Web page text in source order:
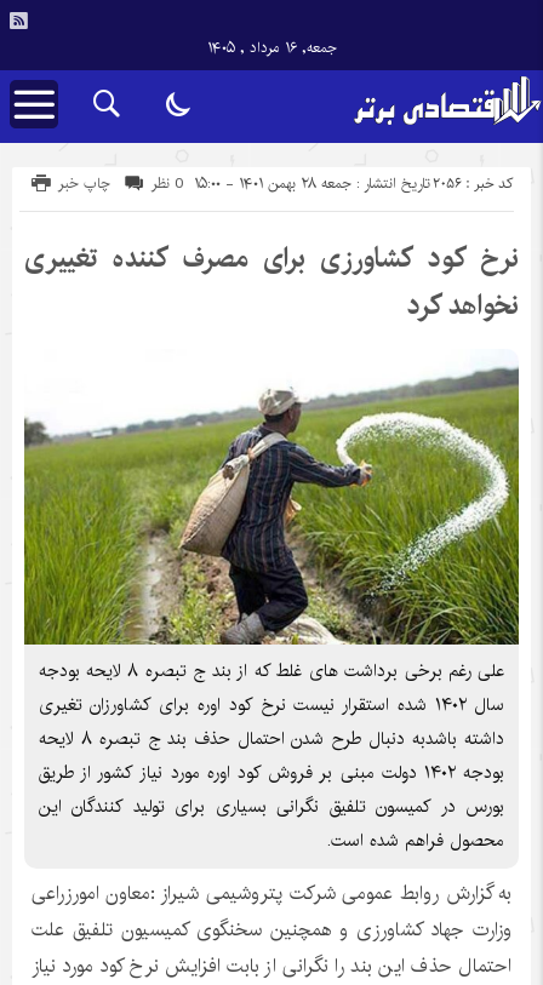
جمعه, ۱۶ مرداد , ۱۴۰۵
تاریخ انتشار : جمعه ۲۸ بهمن ۱۴۰۱ - ۱۵:۰۰ کد خبر : 2056 چاپ خبر 0 نظر
نرخ کود کشاورزی برای مصرف کننده تغییری
نخواهد کرد
علی رغم برخی برداشت های غلط که از بند ج تبصره ۸ لایحه بودجه
سال ۱۴۰۲ شده استقرار نیست نرخ کود اوره برای کشاورزان تغیری
داشته باشدبه دنبال طرح شدن احتمال حذف بند ج تبصره ۸ لایحه
بودجه ۱۴۰۲ دولت مبنی بر فروش کود اوره مورد نیاز کشور از طریق
بورس در کمیسون تلفیق نگرانی بسیاری برای تولید کنندگان این
محصول فراهم شده است.
به گزارش روابط عمومی شرکت پتروشیمی شیراز :معاون امورزراعی
وزارت جهاد کشاورزی و همچنین سخنگوی کمیسیون تلفیق علت
احتمال حذف این بند را نگرانی از بابت افزایش نرخ کود مورد نیاز